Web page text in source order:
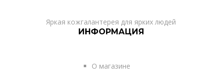
Яркая кожгалантерея для ярких людей
ИНФОРМАЦИЯ
О магазине